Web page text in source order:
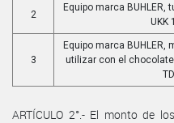
2
Equipo marca BUHLER,
UKK
3
Equipo marca BUHLER,
utilizar con el chocolate
ARTÍCULO 2°.- El monto de